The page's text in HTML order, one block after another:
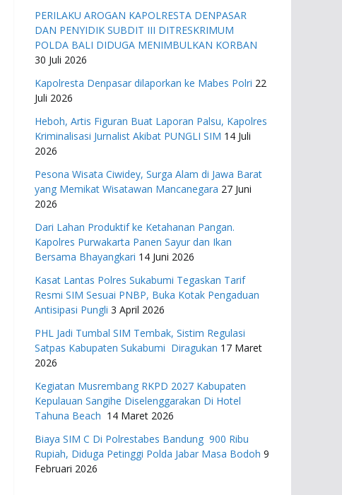
PERILAKU AROGAN KAPOLRESTA DENPASAR
DAN PENYIDIK SUBDIT III DITRESKRIMUM
POLDA BALI DIDUGA MENIMBULKAN KORBAN
30 Juli 2026
Kapolresta Denpasar dilaporkan ke Mabes Polri 22
Juli 2026
Heboh, Artis Figuran Buat Laporan Palsu, Kapolres
Kriminalisasi Jurnalist Akibat PUNGLI SIM 14 Juli
2026
Pesona Wisata Ciwidey, Surga Alam di Jawa Barat
yang Memikat Wisatawan Mancanegara 27 Juni
2026
Dari Lahan Produktif ke Ketahanan Pangan.
Kapolres Purwakarta Panen Sayur dan Ikan
Bersama Bhayangkari 14 Juni 2026
Kasat Lantas Polres Sukabumi Tegaskan Tarif
Resmi SIM Sesuai PNBP, Buka Kotak Pengaduan
Antisipasi Pungli 3 April 2026
PHL Jadi Tumbal SIM Tembak, Sistim Regulasi
Satpas Kabupaten Sukabumi Diragukan 17 Maret
2026
Kegiatan Musrembang RKPD 2027 ​Kabupaten
Kepulauan Sangihe Diselenggarakan Di Hotel
Tahuna Beach 14 Maret 2026
Biaya SIM C Di Polrestabes Bandung 900 Ribu
Rupiah, Diduga Petinggi Polda Jabar Masa Bodoh 9
Februari 2026